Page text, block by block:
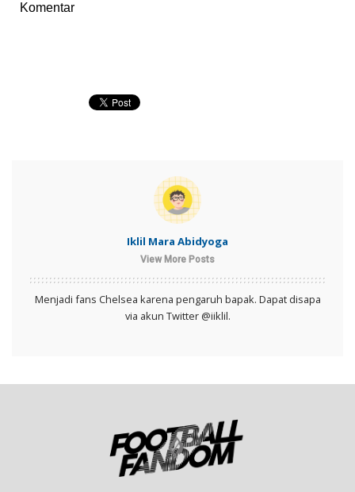
Komentar
Iklil Mara Abidyoga
View More Posts
Menjadi fans Chelsea karena pengaruh bapak. Dapat disapa
via akun Twitter @iiklil.